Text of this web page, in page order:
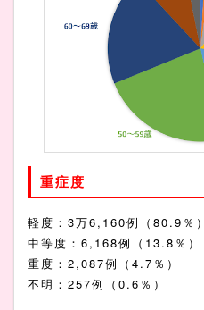
重症度
軽度：3万6,160例（80.9％）
中等度：6,168例（13.8％）
重度：2,087例（4.7％）
不明：257例（0.6％）